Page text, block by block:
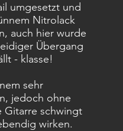
umgesetzt und
Nitrolack
auch hier wurde
Übergang
- klasse!
sehr
jedoch ohne
Gitarre schwingt
wirken.